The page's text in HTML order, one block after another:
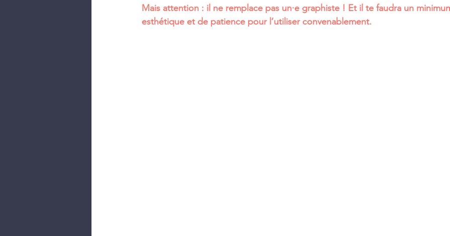
Mais attention : il ne remplace pas un·e graphiste ! Et il te faudra un
esthétique et de patience pour l’utiliser convenablement.